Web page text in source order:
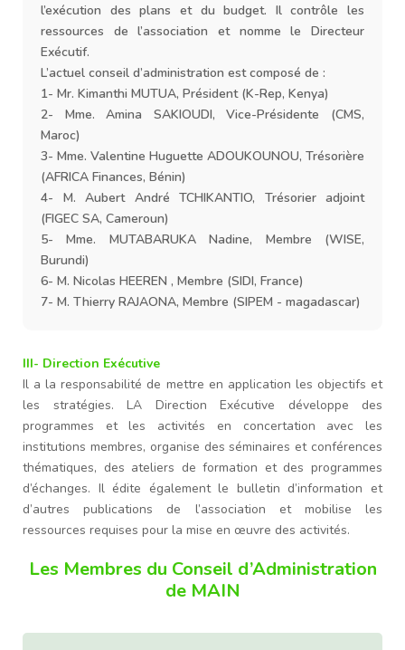
l’exécution des plans et du budget. Il contrôle les
ressources de l’association et nomme le Directeur
Exécutif.
L’actuel conseil d’administration est composé de :
1- Mr. Kimanthi MUTUA, Président (K-Rep, Kenya)
2- Mme. Amina SAKIOUDI, Vice-Présidente (CMS,
Maroc)
3- Mme. Valentine Huguette ADOUKOUNOU, Trésorière
(AFRICA Finances, Bénin)
4- M. Aubert André TCHIKANTIO, Trésorier adjoint
(FIGEC SA, Cameroun)
5- Mme. MUTABARUKA Nadine, Membre (WISE,
Burundi)
6- M. Nicolas HEEREN , Membre (SIDI, France)
7- M. Thierry RAJAONA, Membre (SIPEM - magadascar)
III- Direction Exécutive
Il a la responsabilité de mettre en application les objectifs et
les stratégies. LA Direction Exécutive développe des
programmes et les activités en concertation avec les
institutions membres, organise des séminaires et conférences
thématiques, des ateliers de formation et des programmes
d’échanges. Il édite également le bulletin d’information et
d’autres publications de l’association et mobilise les
ressources requises pour la mise en œuvre des activités.
Les Membres du Conseil d’Administration
de MAIN